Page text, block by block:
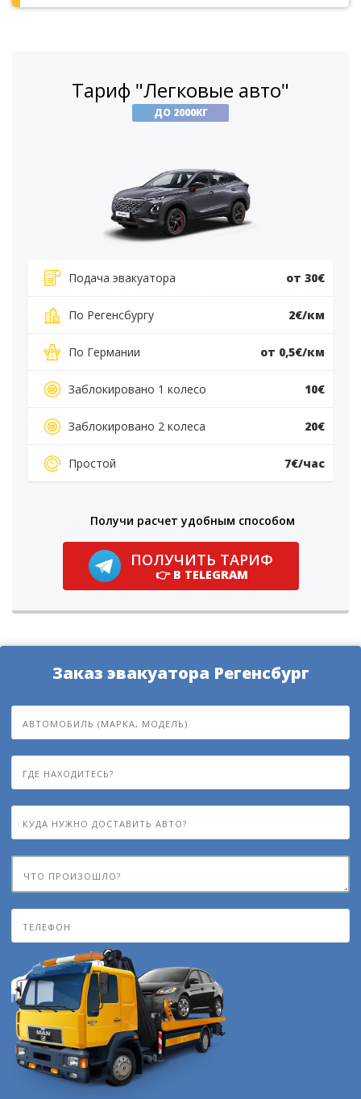
Тариф "Легковые авто"
ДО 2000КГ
Подача эвакуатора от 30€
По Регенсбургу 2€/км
По Германии от 0,5€/км
Заблокировано 1 колесо 10€
Заблокировано 2 колеса 20€
Простой 7€/час
Получи расчет удобным способом
ПОЛУЧИТЬ ТАРИФ
👉 В TELEGRAM
Заказ эвакуатора Регенсбург